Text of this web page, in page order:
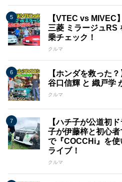
【VTEC vs MIVEC
三菱 ミラージュRS
乗チェック！
クルマ
【ホンダを救った
谷口信輝 と 織戸学
クルマ
【ハチ子が公道初
子が伊藤梓と初心
で『COCCHi』を
ライブ！
クルマ